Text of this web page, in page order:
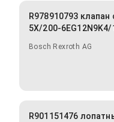
R978910793 клапан
5X/200-
Bosch Rexroth AG
R901151476